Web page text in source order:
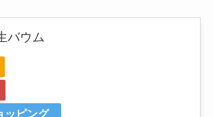
バウム
ッピング